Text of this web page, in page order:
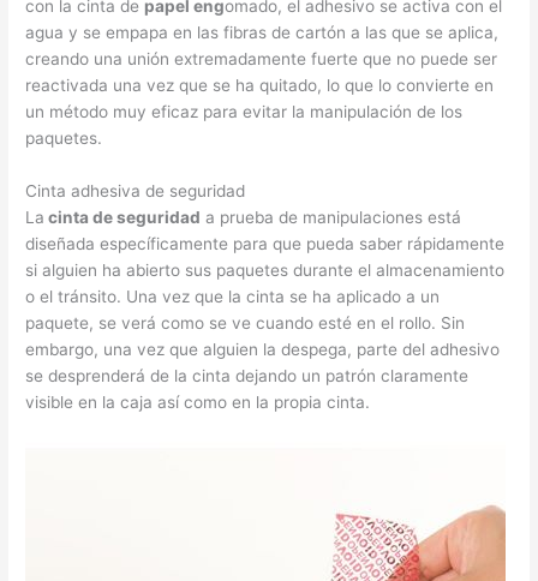
con la cinta de papel engomado, el adhesivo se activa con el
agua y se empapa en las fibras de cartón a las que se aplica,
creando una unión extremadamente fuerte que no puede ser
reactivada una vez que se ha quitado, lo que lo convierte en
un método muy eficaz para evitar la manipulación de los
paquetes.
Cinta adhesiva de seguridad
La cinta de seguridad a prueba de manipulaciones está
diseñada específicamente para que pueda saber rápidamente
si alguien ha abierto sus paquetes durante el almacenamiento
o el tránsito. Una vez que la cinta se ha aplicado a un
paquete, se verá como se ve cuando esté en el rollo. Sin
embargo, una vez que alguien la despega, parte del adhesivo
se desprenderá de la cinta dejando un patrón claramente
visible en la caja así como en la propia cinta.